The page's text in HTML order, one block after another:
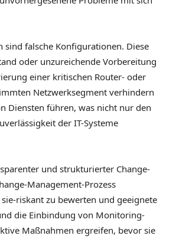
falsche Konfigurationen. Diese
oder unzureichende Vorbereitung
einer kritischen Router- oder
Netzwerksegment verhindern
Diensten führen, was nicht nur den
der IT-Systeme
und strukturierter Change-
Management-Prozess
riskant zu bewerten und geeignete
die Einbindung von Monitoring-
Maßnahmen ergreifen, bevor sie